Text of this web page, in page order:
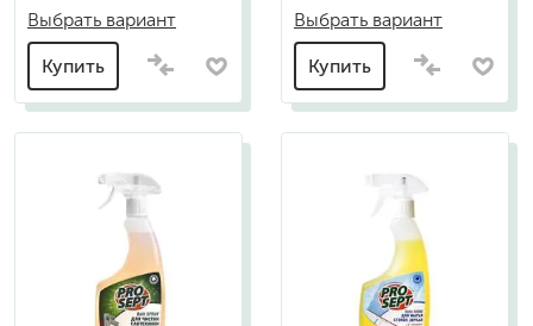
Выбрать вариант
Купить
Выбрать вариант
Купить